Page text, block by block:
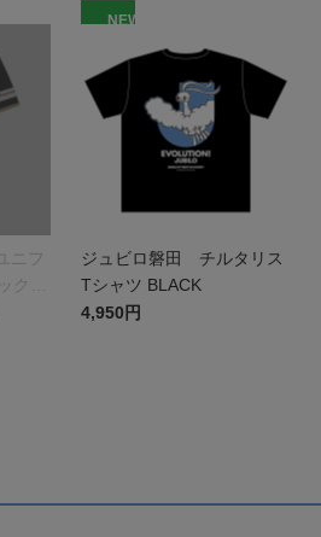
ニフ
クモ
NEW
ジュビロ磐田 チルタリス
Tシャツ BLACK
4,950円